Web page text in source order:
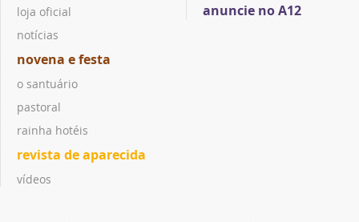
loja oficial
notícias
novena e festa
o santuário
pastoral
rainha hotéis
revista de aparecida
vídeos
anuncie no A12